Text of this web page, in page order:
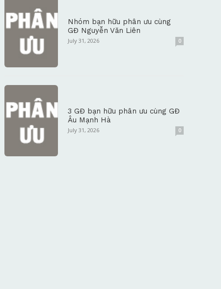
Nhóm bạn hữu phân ưu cùng
GĐ Nguyễn Văn Liên
July 31, 2026 0
3 GĐ bạn hữu phân ưu cùng GĐ
Âu Mạnh Hà
July 31, 2026 0